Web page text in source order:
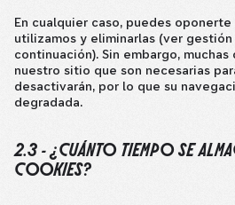
En cualquier caso, puedes
utilizamos y eliminarlas (ver
continuación). Sin embargo,
nuestro sitio que son necesarias
desactivarán, por lo que su
degradada.
2.3 - ¿CUÁNTO TIEMPO SE
COOKIES?